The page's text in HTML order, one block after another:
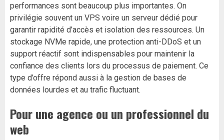
performances sont beaucoup plus importantes. On
privilégie souvent un VPS voire un serveur dédié pour
garantir rapidité d’accès et isolation des ressources. Un
stockage NVMe rapide, une protection anti-DDoS et un
support réactif sont indispensables pour maintenir la
confiance des clients lors du processus de paiement. Ce
type d’offre répond aussi à la gestion de bases de
données lourdes et au trafic fluctuant.
Pour une agence ou un professionnel du
web